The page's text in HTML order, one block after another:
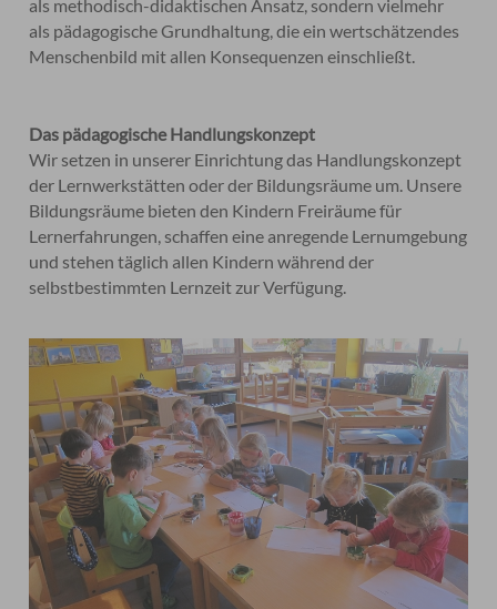
als methodisch-didaktischen Ansatz, sondern vielmehr
als pädagogische Grundhaltung, die ein wertschätzendes
Menschenbild mit allen Konsequenzen einschließt.
Das pädagogische Handlungskonzept
Wir setzen in unserer Einrichtung das Handlungskonzept
der Lernwerkstätten oder der Bildungsräume um. Unsere
Bildungsräume bieten den Kindern Freiräume für
Lernerfahrungen, schaffen eine anregende Lernumgebung
und stehen täglich allen Kindern während der
selbstbestimmten Lernzeit zur Verfügung.